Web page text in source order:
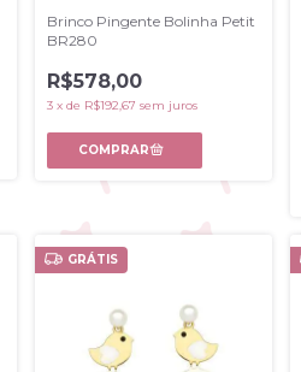
Brinco Pingente Bolinha Petit
BR280
R$578,00
3 xde R$192,67 sem juros
GRÁTIS